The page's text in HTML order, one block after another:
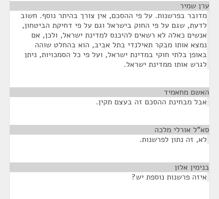
ערן שמיר
מדובר בפרשנות. על פי ההסכם, אין צורך בהיתר נוסף. חשוב
לדעת, שגם על פי החוק בישראל וגם על פי דחיקת הביטחון,
אנשים כאלה לא רשאים להיכנס למדינת ישראל, ולכן, אם
נמצא אותו מבקר תאילנדי בתל אביב, הוא בהחלט שוהה
באופן בלתי חוקי במדינת ישראל, ועל פי כל הסמכויות, ניתן
לגרש אותו ממדינת ישראל.
האשם מחאמיד
אבל מבחינת ההסכם זה בעצם תקין.
סא”ל אורלי מלכה
לא, זה נתון לפרשנות.
בנימין אלון
איזה פרשנות נוספת יש?